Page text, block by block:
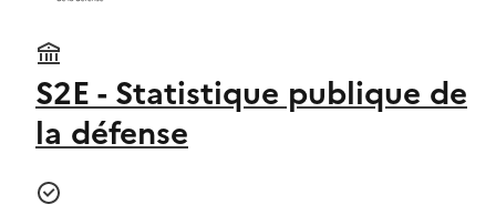
S2E - Statistique publique de
la défense